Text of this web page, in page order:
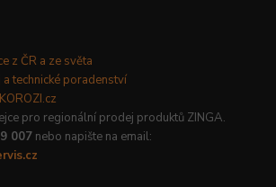
z ČR a ze světa
technické poradenství
pro regionální prodej produktů ZINGA.
007 nebo napište na email: